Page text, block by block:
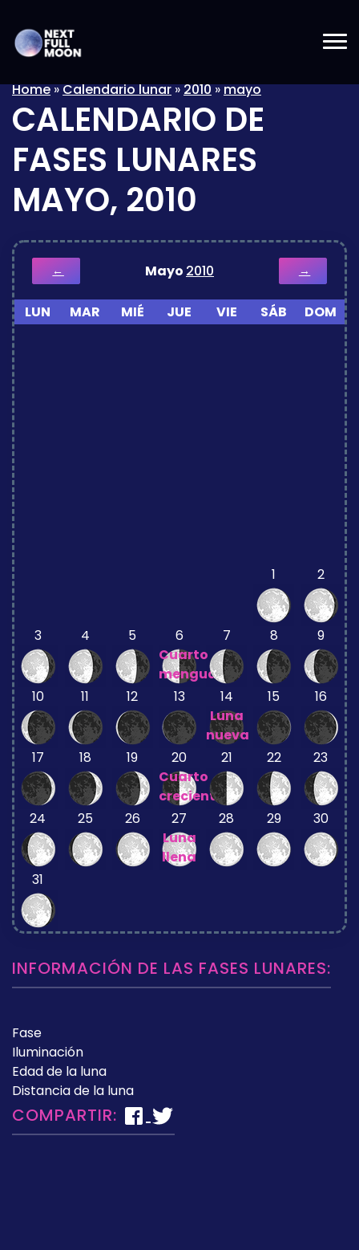
Home»Calendario lunar»2010»mayo
CALENDARIO DE
FASES LUNARES
MAYO, 2010
← Mayo 2010 →
LUN MAR MIÉ JUE VIE SÁB DOM
1 2
3 4 5
6
Cuarto
menguante
7 8 9
10 11 12 13
14
Luna
nueva
15 16
17 18 19
20
Cuarto
creciente
21 22 23
24 25 26
27
Luna
llena
28 29 30
31
INFORMACIÓN DE LAS FASES LUNARES:
Fase
Iluminación
Edad de la luna
Distancia de la luna
COMPARTIR: